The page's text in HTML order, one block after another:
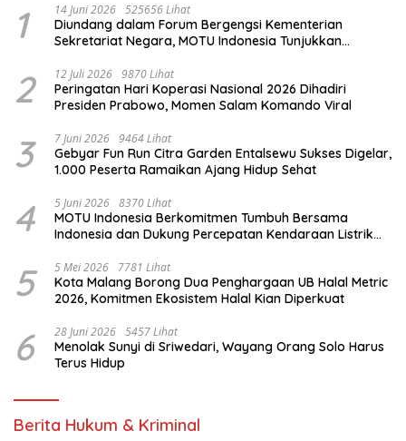
1 14 Juni 2026 525656 Lihat
Diundang dalam Forum Bergengsi Kementerian
Sekretariat Negara, MOTU Indonesia Tunjukkan
2 12 Juli 2026 9870 Lihat
Peringatan Hari Koperasi Nasional 2026 Dihadiri
Presiden Prabowo, Momen Salam Komando Viral
3 7 Juni 2026 9464 Lihat
Gebyar Fun Run Citra Garden Entalsewu Sukses Digelar,
1.000 Peserta Ramaikan Ajang Hidup Sehat
4 5 Juni 2026 8370 Lihat
MOTU Indonesia Berkomitmen Tumbuh Bersama
Indonesia dan Dukung Percepatan Kendaraan Listrik
5 5 Mei 2026 7781 Lihat
Kota Malang Borong Dua Penghargaan UB Halal Metric
2026, Komitmen Ekosistem Halal Kian Diperkuat
6 28 Juni 2026 5457 Lihat
Menolak Sunyi di Sriwedari, Wayang Orang Solo Harus
Terus Hidup
Berita Hukum & Kriminal